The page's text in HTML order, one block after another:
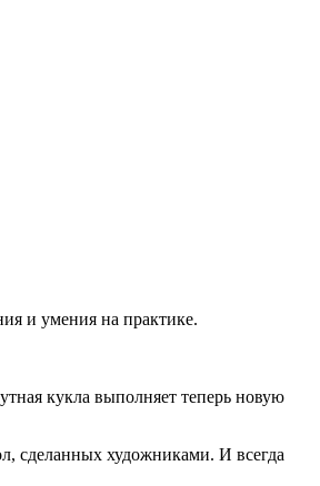
и умения на практике.
кукла выполняет теперь новую
сделанных художниками. И всегда